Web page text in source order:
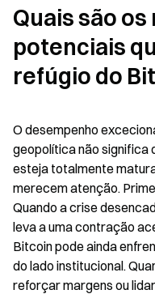
Quais são
potenciais
refúgio do
O desempenho
geopolítica não significa
esteja totalmente
merecem atenção.
Quando a crise
leva a uma contração
Bitcoin pode ainda
do lado institucional.
reforçar margens ou